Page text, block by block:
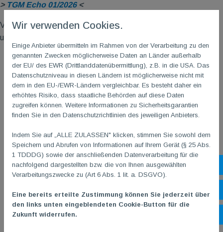
> TGM Echo 01/2026<
Vielen Dank an alle Beteiligten, die ihren Beitrag zu dieser
umfangreichen Ausgabe geleistet haben!
Wir verwenden Cookies.
Einige Anbieter übermitteln im Rahmen von der Verarbeitung zu den
genannten Zwecken möglicherweise Daten an Länder außerhalb
der EU/ des EWR (Drittlanddatenübermittlung), z.B. in die USA. Das
Datenschutzniveau in diesen Ländern ist möglicherweise nicht mit
dem in den EU-/EWR-Ländern vergleichbar. Es besteht daher ein
erhöhtes Risiko, dass staatliche Behörden auf diese Daten
zugreifen können. Weitere Informationen zu Sicherheitsgarantien
finden Sie in den Datenschutzrichtlinien des jeweiligen Anbieters.
Indem Sie auf „ALLE ZULASSEN" klicken, stimmen Sie sowohl dem
Speichern und Abrufen von Informationen auf Ihrem Gerät (§ 25 Abs.
1 TDDDG) sowie der anschließenden Datenverarbeitung für die
nachfolgend dargestellten bzw. die von Ihnen ausgewählten
Verarbeitungszwecke zu (Art 6 Abs. 1 lit. a. DSGVO).
Eine bereits erteilte Zustimmung können Sie jederzeit über
den links unten eingeblendeten Cookie-Button für die
Zukunft widerrufen.